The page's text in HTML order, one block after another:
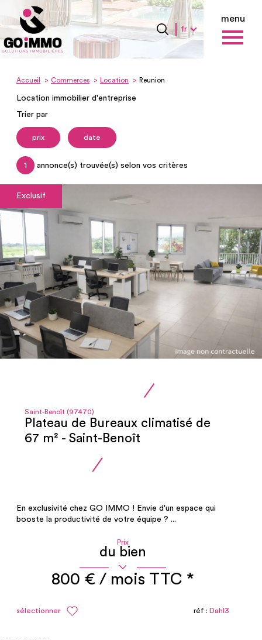
menu
Langue
fr
Accueil
0
Langue
Accueil Commerces Location Reunion
Location immobilier d'entreprise
Trier par
prix date
1 annonce(s) trouvée(s) selon vos critères
Exclusif
Saint-Benoît (97470)
Plateau de Bureaux climatisé de
67 m² - Saint-Benoît
En exclusivité chez GO IMMO ! Envie d'un espace qui
booste la productivité de votre équipe ? ...
Prix
du bien
800 € / mois TTC *
sélectionner réf : Dahl3